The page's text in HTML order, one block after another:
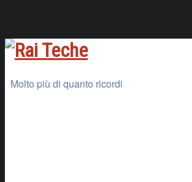
Molto più di quanto ricordi